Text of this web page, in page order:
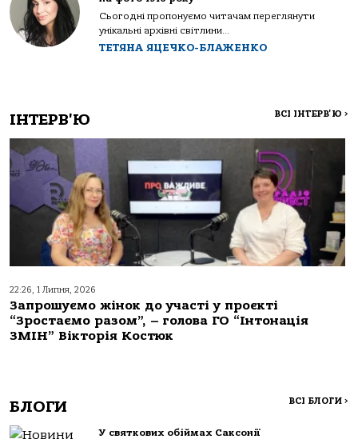
Сьогодні пропонуємо читачам переглянути
унікальні архівні світлини...
ТЕТЯНА ЯЦЕЧКО-БЛАЖЕНКО
ІНТЕРВ'Ю ВСІ ІНТЕРВ'Ю >
22:26, 1 Липня, 2026
Запрошуємо жінок до участі у проєкті
“Зростаємо разом”, – голова ГО “Інтонація
ЗМІН” Вікторія Костюк
БЛОГИ ВСІ БЛОГИ >
У святкових обіймах Саксонії